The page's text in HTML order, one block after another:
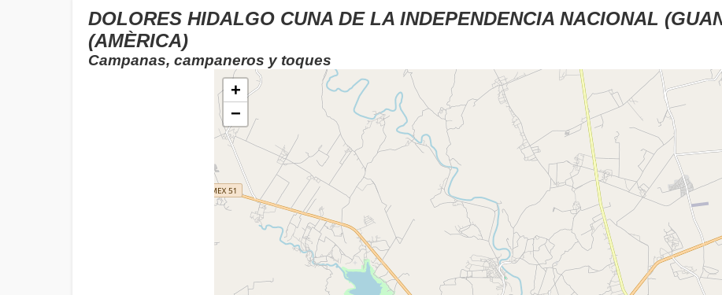
DOLORES HIDALGO CUNA DE LA INDEPENDENCIA NACIONAL
(AMÈRICA)
Campanas, campaneros y toques
+
−